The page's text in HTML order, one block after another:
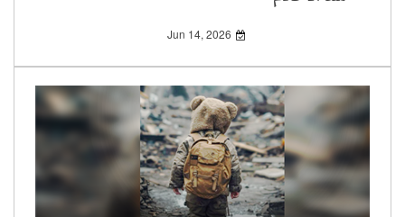
Jun 14, 2026